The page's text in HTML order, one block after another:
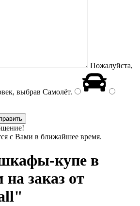
Пожалуйста,
выбрав Самолёт.
с Вами в ближайшее время.
купе в
заказ от